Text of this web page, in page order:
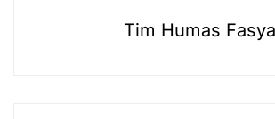
Tim Humas Fasya